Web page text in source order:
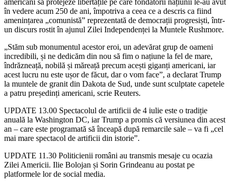
în vedere acum 250 de ani, împotriva a ceea ce a descris ca fiind
amenințarea „comunistă” reprezentată de democrații progresiști, într-
un discurs rostit în ajunul Zilei Independenței la Muntele Rushmore.
„Stăm sub monumentul acestor eroi, un adevărat grup de oameni
incredibili, și ne dedicăm din nou să fim o națiune la fel de mare,
îndrăzneață, nobilă și măreață precum acești giganți americani, iar
acest lucru nu este ușor de făcut, dar o vom face”, a declarat Trump
la muntele de granit din Dakota de Sud, unde sunt sculptate capetele
a patru președinți americani, scrie Reuters.
UPDATE 13.00 Spectacolul de artificii de 4 iulie este o tradiție
anuală la Washington DC, iar Trump a promis că versiunea din acest
an – care este programată să înceapă după remarcile sale – va fi „cel
mai mare spectacol de artificii din istorie”.
UPDATE 11.30 Politicienii români au transmis mesaje cu ocazia
Zilei Americii. Ilie Bolojan și Sorin Grindeanu au postat pe
platformele lor de social media.